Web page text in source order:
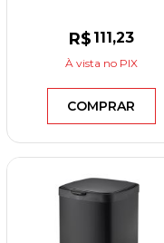
R$ 111,23
À vista no PIX
COMPRAR